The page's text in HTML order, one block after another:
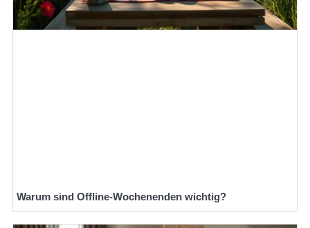
Warum sind Offline-Wochenenden wichtig?